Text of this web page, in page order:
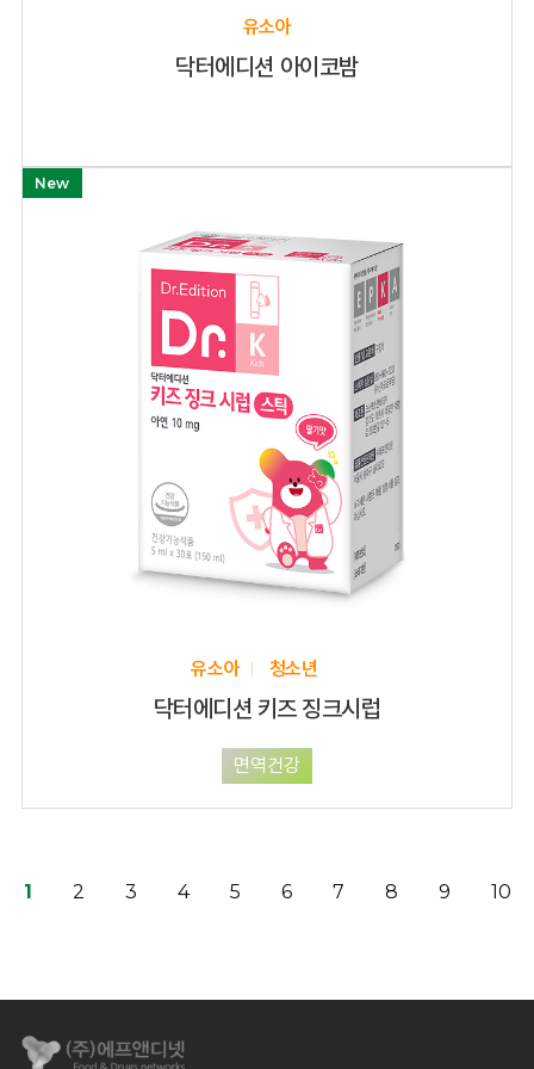
유소아
닥터에디션 아이코밤
New
유소아 청소년
닥터에디션 키즈 징크시럽
면역건강
1 2 3 4 5 6 7 8 9 10